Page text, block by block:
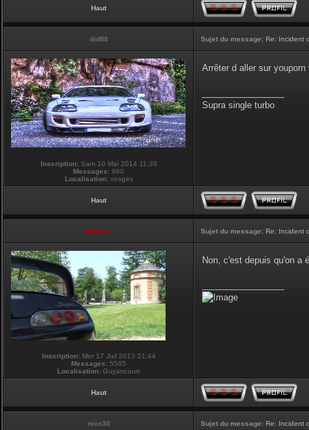
Haut
did88 Sujet du message: Re: Incident
Inscription:Sam 10 Mai 2014 11:39
Messages: 980
Localisation:vosges
Arrêter d aller sur
Supra single turbo
Haut
vmax330 Sujet du message: Re: Incident
Inscription:Mer 17 Juil 2013 21:44
Messages: 5565
Localisation: Guyancourt
Non, c'est depuis qu'on a
Haut
nico30 Sujet du message: Re: Incident